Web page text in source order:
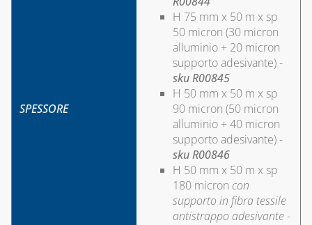
INTERCETTAZIONE
FILTRI, VALVOLE
ELETTROVALVOLE
SPESSORE
H 75 mm x 50 m x sp
50 micron (30 micron
alluminio + 20 micron
supporto adesivante) -
sku R00845
H 50 mm x 50 m x sp
90 micron (50 micron
alluminio + 40 micron
supporto adesivante) -
sku R00846
H 50 mm x 50 m x sp
180 micron con
supporto in fibra tessile
antistrappo adesivante-